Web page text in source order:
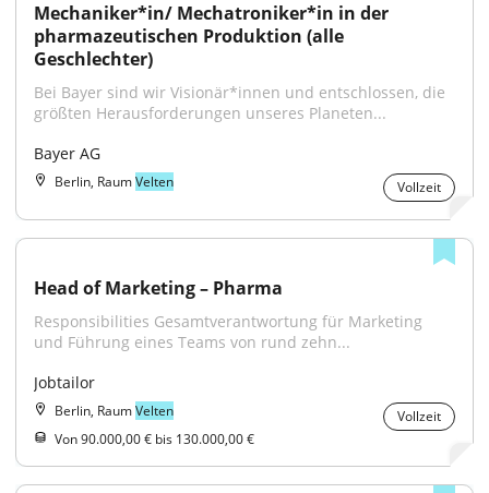
Mechaniker*in/ Mechatroniker*in in der
pharmazeutischen Produktion (alle
Geschlechter)
Bei Bayer sind wir Visionär*innen und entschlossen, die
größten Herausforderungen unseres Planeten...
Bayer AG
Berlin, RaumVelten Vollzeit
Head of Marketing – Pharma
Responsibilities Gesamtverantwortung für Marketing
und Führung eines Teams von rund zehn...
Jobtailor
Berlin, RaumVelten
Vollzeit
Von 90.000,00 € bis 130.000,00 €